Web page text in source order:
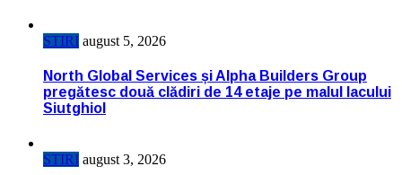
STIRI august 5, 2026
North Global Services și Alpha Builders Group
pregătesc două clădiri de 14 etaje pe malul lacului
Siutghiol
STIRI august 3, 2026